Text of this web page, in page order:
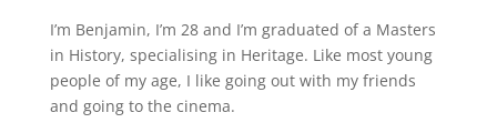
I’m Benjamin, I’m 28 and I’m graduated of a Masters
in History, specialising in Heritage. Like most young
people of my age, I like going out with my friends
and going to the cinema.